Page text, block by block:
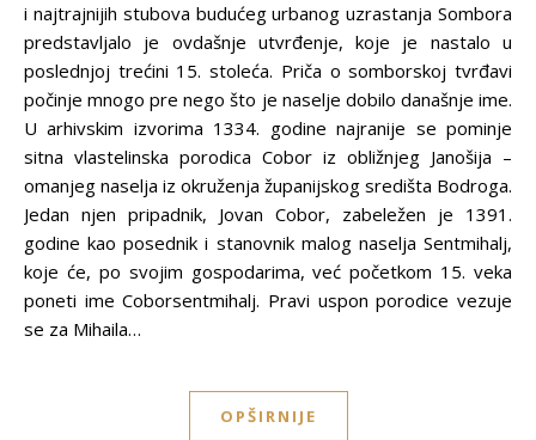
i najtrajnijih stubova budućeg urbanog uzrastanja Sombora
predstavljalo je ovdašnje utvrđenje, koje je nastalo u
poslednjoj trećini 15. stoleća. Priča o somborskoj tvrđavi
počinje mnogo pre nego što je naselje dobilo današnje ime.
U arhivskim izvorima 1334. godine najranije se pominje
sitna vlastelinska porodica Cobor iz obližnjeg Janošija –
omanjeg naselja iz okruženja županijskog središta Bodroga.
Jedan njen pripadnik, Jovan Cobor, zabeležen je 1391.
godine kao posednik i stanovnik malog naselja Sentmihalj,
koje će, po svojim gospodarima, već početkom 15. veka
poneti ime Coborsentmihalj. Pravi uspon porodice vezuje
se za Mihaila…
OPŠIRNIJE